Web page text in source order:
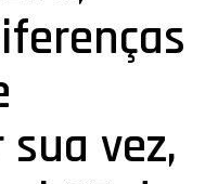
vez,